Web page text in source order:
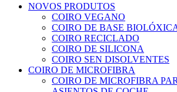
NOVOS PRODUTOS
COIRO VEGANO
COIRO DE BASE
COIRO RECICLADO
COIRO DE SILICONA
COIRO SEN DISOLVENTES
COIRO DE MICROFIBRA
COIRO DE MICROFIBRA